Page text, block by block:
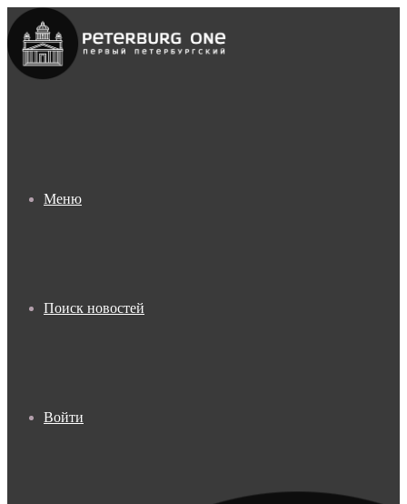
Меню
Поиск новостей
Войти